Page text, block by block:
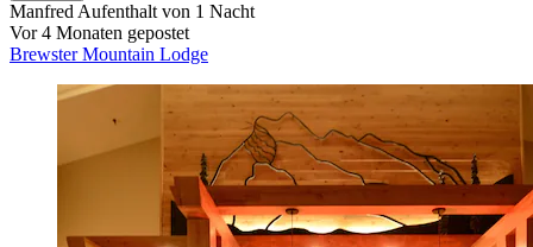
Manfred Aufenthalt von 1 Nacht
Vor 4 Monaten gepostet
Brewster Mountain Lodge